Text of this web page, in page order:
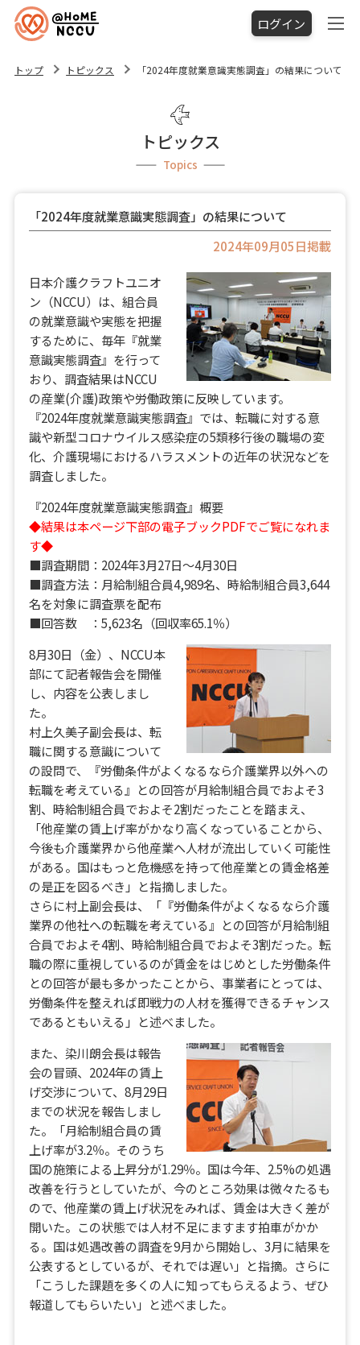
ログイン
トップ トピックス 「2024年度就業意識実態調査」の結果について
トピックス
Topics
「2024年度就業意識実態調査」の結果について
2024年09月05日掲載
日本介護クラフトユニオ
ン（NCCU）は、組合員
の就業意識や実態を把握
するために、毎年『就業
意識実態調査』を行って
おり、調査結果はNCCU
の産業(介護)政策や労働政策に反映しています。
『2024年度就業意識実態調査』では、転職に対する意
識や新型コロナウイルス感染症の5類移行後の職場の変
化、介護現場におけるハラスメントの近年の状況などを
調査しました。
『2024年度就業意識実態調査』概要
◆結果は本ページ下部の電子ブックPDFでご覧になれま
す◆
■調査期間：2024年3月27日～4月30日
■調査方法：月給制組合員4,989名、時給制組合員3,644
名を対象に調査票を配布
■回答数 ：5,623名（回収率65.1％）
8月30日（金）、NCCU本
部にて記者報告会を開催
し、内容を公表しまし
た。
村上久美子副会長は、転
職に関する意識について
の設問で、『労働条件がよくなるなら介護業界以外への
転職を考えている』との回答が月給制組合員でおよそ3
割、時給制組合員でおよそ2割だったことを踏まえ、
「他産業の賃上げ率がかなり高くなっていることから、
今後も介護業界から他産業へ人材が流出していく可能性
がある。国はもっと危機感を持って他産業との賃金格差
の是正を図るべき」と指摘しました。
さらに村上副会長は、「『労働条件がよくなるなら介護
業界の他社への転職を考えている』との回答が月給制組
合員でおよそ4割、時給制組合員でおよそ3割だった。転
職の際に重視しているのが賃金をはじめとした労働条件
との回答が最も多かったことから、事業者にとっては、
労働条件を整えれば即戦力の人材を獲得できるチャンス
であるともいえる」と述べました。
また、染川朗会長は報告
会の冒頭、2024年の賃上
げ交渉について、8月29日
までの状況を報告しまし
た。「月給制組合員の賃
上げ率が3.2％。そのうち
国の施策による上昇分が1.29％。国は今年、2.5%の処遇
改善を行うとしていたが、今のところ効果は微々たるも
ので、他産業の賃上げ状況をみれば、賃金は大きく差が
開いた。この状態では人材不足にますます拍車がかか
る。国は処遇改善の調査を9月から開始し、3月に結果を
公表するとしているが、それでは遅い」と指摘。さらに
「こうした課題を多くの人に知ってもらえるよう、ぜひ
報道してもらいたい」と述べました。